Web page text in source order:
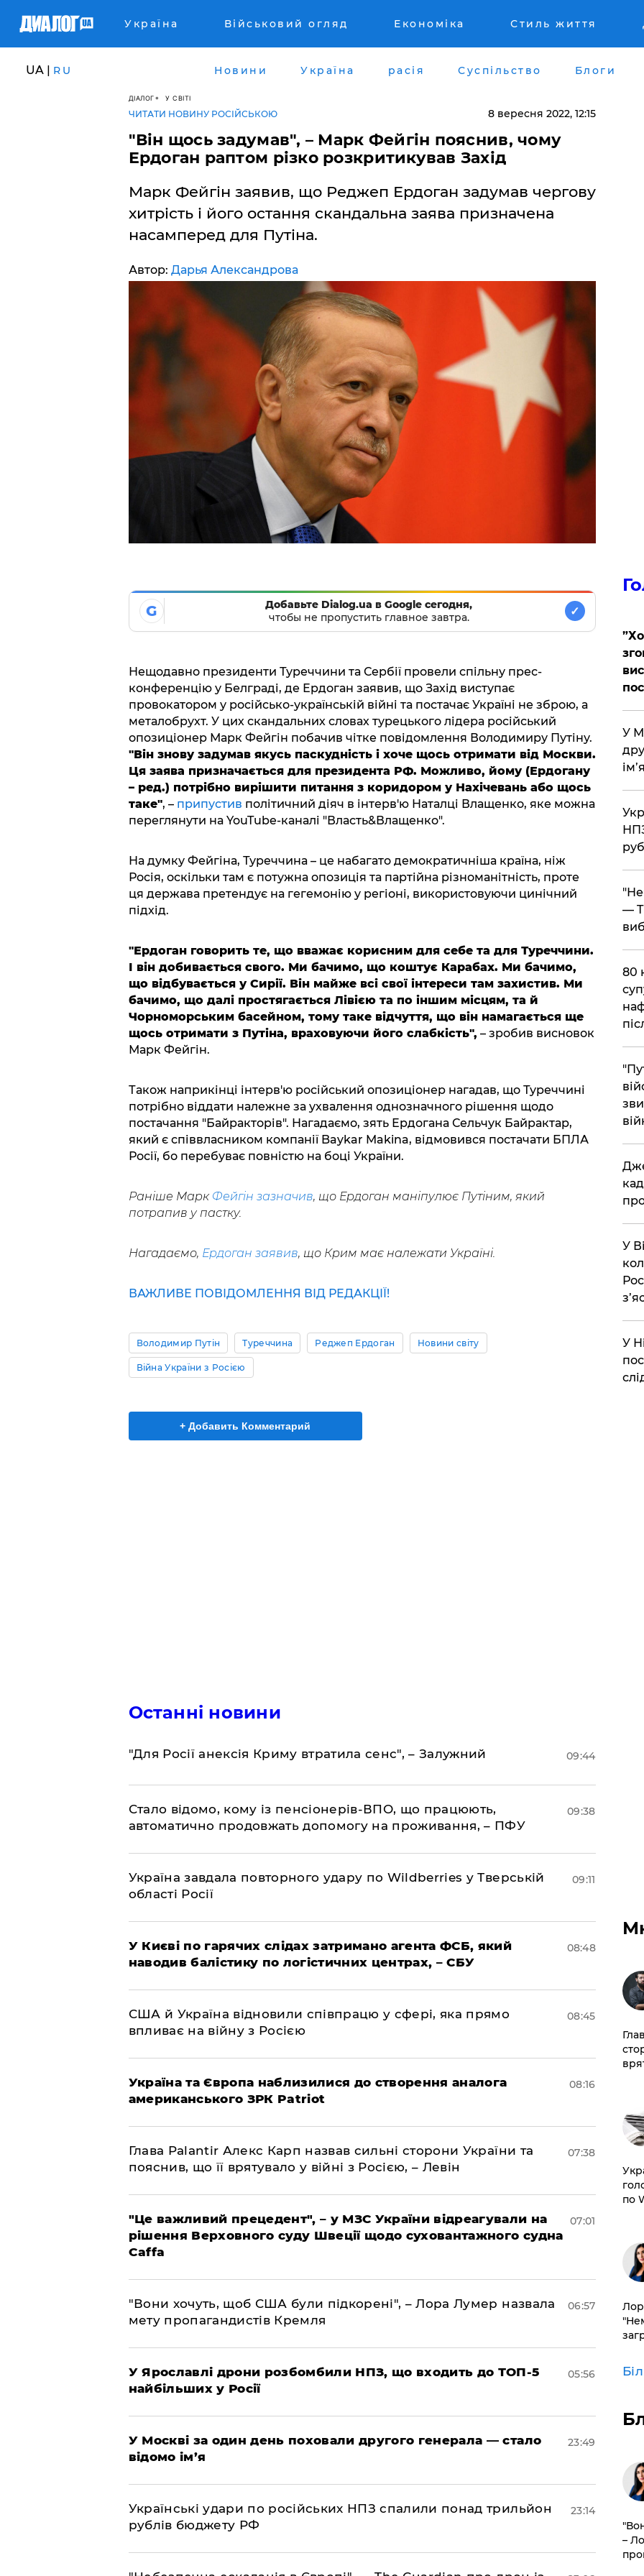
Україна Військовий огляд Економіка Стиль життя
UA | RU Новини Україна расія Суспільство Блоги
ДІАЛОГ У СВІТІ
ЧИТАТИ НОВИНУ РОСІЙСЬКОЮ 8 вересня 2022, 12:15
"Він щось задумав", – Марк Фейгін пояснив, чому
Ердоган раптом різко розкритикував Захід
Марк Фейгін заявив, що Реджеп Ердоган задумав чергову
хитрість і його остання скандальна заява призначена
насамперед для Путіна.
Автор: Дарья Александрова
G
Добавьте Dialog.ua в Google сегодня,
чтобы не пропустить главное завтра.
✓
Нещодавно президенти Туреччини та Сербії провели спільну прес-
конференцію у Белграді, де Ердоган заявив, що Захід виступає
провокатором у російсько-українській війні та постачає Україні не зброю, а
металобрухт. У цих скандальних словах турецького лідера російський
опозиціонер Марк Фейгін побачив чітке повідомлення Володимиру Путіну.
"Він знову задумав якусь паскудність і хоче щось отримати від Москви.
Ця заява призначається для президента РФ. Можливо, йому (Ердогану
– ред.) потрібно вирішити питання з коридором у Нахічевань або щось
таке", – припустив політичний діяч в інтерв'ю Наталці Влащенко, яке можна
переглянути на YouTube-каналі "Власть&Влащенко".
На думку Фейгіна, Туреччина – це набагато демократичніша країна, ніж
Росія, оскільки там є потужна опозиція та партійна різноманітність, проте
ця держава претендує на гегемонію у регіоні, використовуючи цинічний
підхід.
"Ердоган говорить те, що вважає корисним для себе та для Туреччини.
І він добивається свого. Ми бачимо, що коштує Карабах. Ми бачимо,
що відбувається у Сирії. Він майже всі свої інтереси там захистив. Ми
бачимо, що далі простягається Лівією та по іншим місцям, та й
Чорноморським басейном, тому таке відчуття, що він намагається ще
щось отримати з Путіна, враховуючи його слабкість", – зробив висновок
Марк Фейгін.
Також наприкінці інтерв'ю російський опозиціонер нагадав, що Туреччині
потрібно віддати належне за ухвалення однозначного рішення щодо
постачання "Байракторів". Нагадаємо, зять Ердогана Сельчук Байрактар,
який є співвласником компанії Baykar Makina, відмовився постачати БПЛА
Росії, бо перебуває повністю на боці України.
Раніше Марк Фейгін зазначив, що Ердоган маніпулює Путіним, який
потрапив у пастку.
Нагадаємо, Ердоган заявив, що Крим має належати Україні.
ВАЖЛИВЕ ПОВІДОМЛЕННЯ ВІД РЕДАКЦІЇ!
Володимир Путін Туреччина Реджеп Ердоган Новини світу
Війна України з Росією
+ Добавить Комментарий
Останні новини
"Для Росії анексія Криму втратила сенс", – Залужний 09:44
Стало відомо, кому із пенсіонерів-ВПО, що працюють,
автоматично продовжать допомогу на проживання, – ПФУ
09:38
Україна завдала повторного удару по Wildberries у Тверській
області Росії
09:11
У Києві по гарячих слідах затримано агента ФСБ, який
наводив балістику по логістичних центрах, – СБУ
08:48
США й Україна відновили співпрацю у сфері, яка прямо
впливає на війну з Росією
08:45
Україна та Європа наблизилися до створення аналога
американського ЗРК Patriot
08:16
Глава Palantir Алекс Карп назвав сильні сторони України та
пояснив, що її врятувало у війні з Росією, – Левін
07:38
"Це важливий прецедент", – у МЗС України відреагували на
рішення Верховного суду Швеції щодо суховантажного судна
Caffa
07:01
"Вони хочуть, щоб США були підкорені", – Лора Лумер назвала
мету пропагандистів Кремля
06:57
У Ярославлі дрони розбомбили НПЗ, що входить до ТОП-5
найбільших у Росії
05:56
​У Москві за один день поховали другого генерала — стало
відомо ім’я
23:49
​Українські удари по російських НПЗ спалили понад трильйон
рублів бюджету РФ
23:14
​У
ім’я
—
​80
​У
​У
по
–